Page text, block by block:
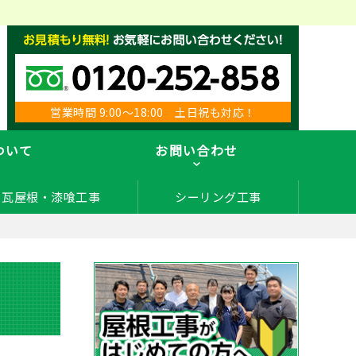
営業時間 9:00～18:00 土日祝も対応！
いて お問い合わせ
瓦屋根・漆喰工事 シーリング工事